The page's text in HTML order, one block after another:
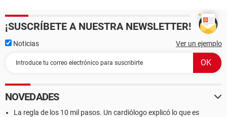
¡SUSCRÍBETE A NUESTRA NEWSLETTER!
Noticias Ver un ejemplo
NOVEDADES
La regla de los 10 mil pasos. Un cardiólogo explicó lo que es